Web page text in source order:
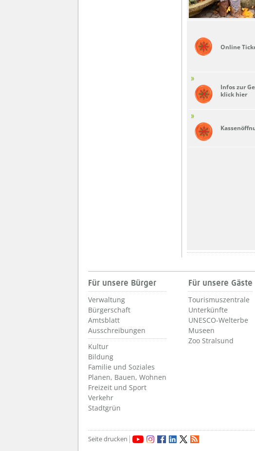
Online
Infos zur
klick hier
Für unsere Bürger
Verwaltung
Bürgerschaft
Amtsblatt
Ausschreibungen
Kultur
Bildung
Familie und Soziales
Planen, Bauen, Wohnen
Freizeit und Sport
Verkehr
Stadtgrün
Für unsere Gäste
Tourismuszentrale
Unterkünfte
UNESCO-Welterbe
Museen
Zoo Stralsund
Seite drucken